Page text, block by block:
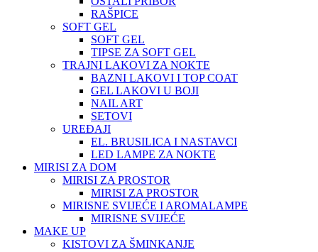
RAŠPICE
SOFT GEL
SOFT GEL
TIPSE ZA SOFT GEL
TRAJNI LAKOVI ZA NOKTE
BAZNI LAKOVI I TOP COAT
GEL LAKOVI U BOJI
NAIL ART
SETOVI
UREĐAJI
EL. BRUSILICA I NASTAVCI
LED LAMPE ZA NOKTE
MIRISI ZA DOM
MIRISI ZA PROSTOR
MIRISI ZA PROSTOR
MIRISNE SVIJEĆE I AROMALAMPE
MIRISNE SVIJEĆE
MAKE UP
KISTOVI ZA ŠMINKANJE